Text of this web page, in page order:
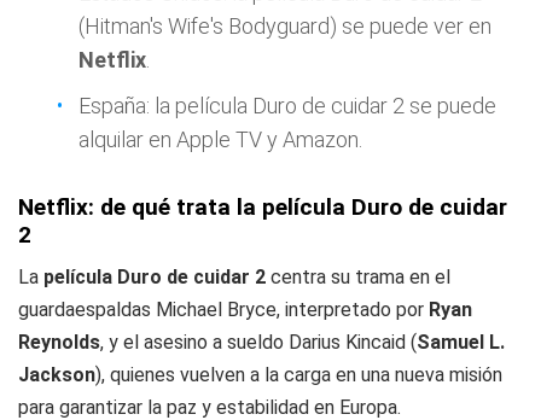
(Hitman's Wife's Bodyguard) se puede ver en
Netflix
España: la película Duro de cuidar 2 se puede
alquilar en Apple TV y Amazon.
Netflix: de qué trata la película Duro de cuidar
2
La película Duro de cuidar 2 centra su trama en el
guardaespaldas Michael Bryce, interpretado por Ryan
Reynolds, y el asesino a sueldo Darius Kincaid (Samuel L.
Jackson), quienes vuelven a la carga en una nueva misión
para garantizar la paz y estabilidad en Europa.